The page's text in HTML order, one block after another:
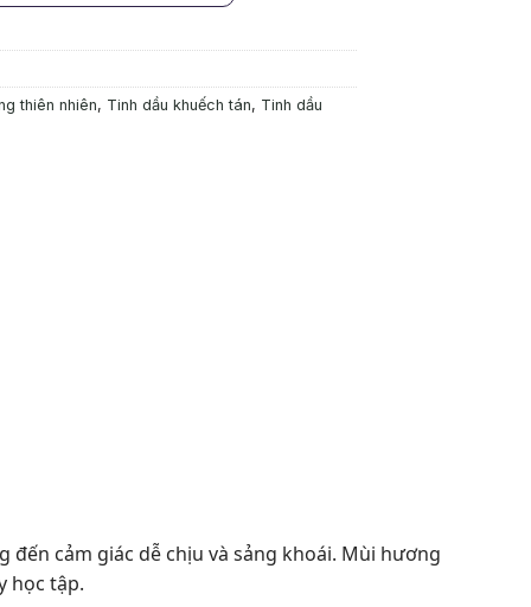
thiên nhiên, Tinh dầu khuếch tán, Tinh dầu
cảm giác dễ chịu và sảng khoái. Mùi hương
học tập.